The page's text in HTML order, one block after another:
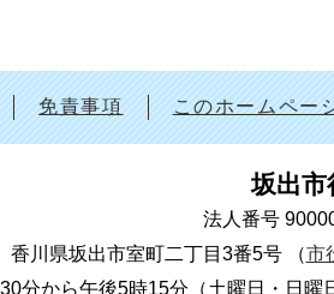
免責事項 このホームペー
坂出市
法人番号
川県坂出市室町二丁目3番5号
（市
分から午後5時15分（土曜日・日曜